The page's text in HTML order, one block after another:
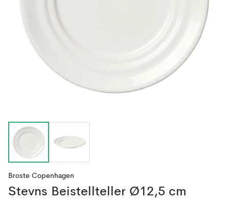
Broste Copenhagen
Stevns Beistellteller Ø12,5 cm